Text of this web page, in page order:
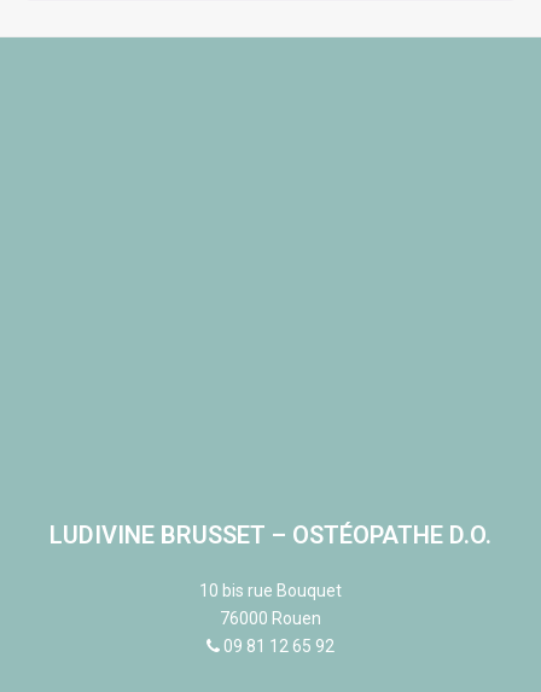
LUDIVINE BRUSSET – OSTÉOPATHE D.O.
10 bis rue Bouquet
76000 Rouen
09 81 12 65 92